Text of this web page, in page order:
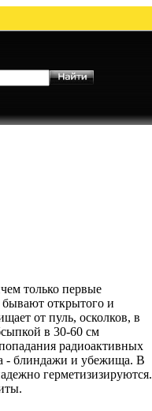
только первые
бывают открытого и
от пуль, осколков, в
в 30-60 см
радиоактивных
- блиндажи и убежища. В
герметизизируются.